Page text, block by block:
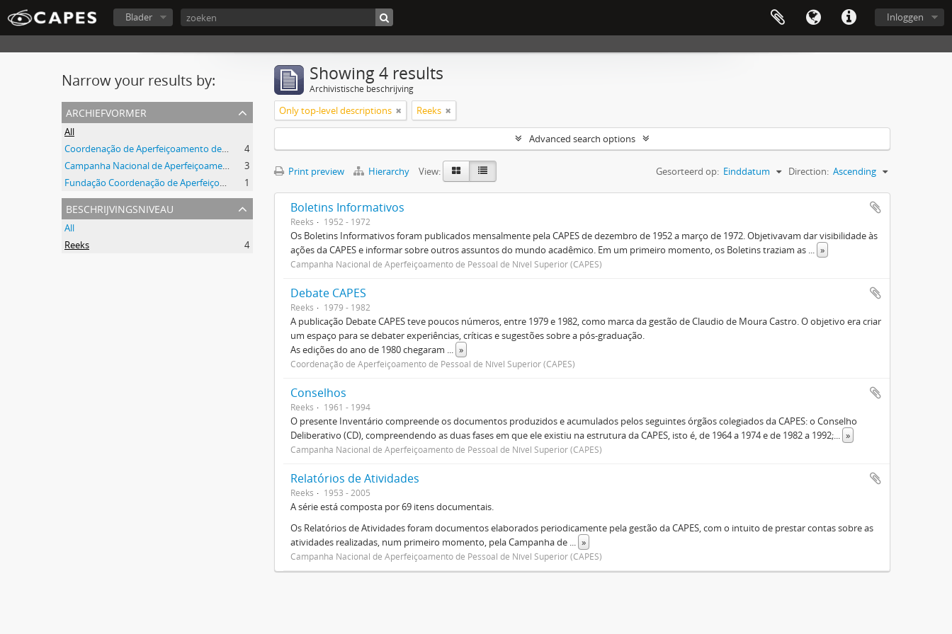
Inloggen
Blader
Narrow your results by:
archiefvormer
All
Coordenação de Aperfeiçoamento de Pessoal de Nível Superior (CAPES)
4
Campanha Nacional de Aperfeiçoamento de Pessoal de Nível Superior (CAPES)
3
Fundação Coordenação de Aperfeiçoamento de Pessoal de Nível Superior (CAPES)
1
beschrijvingsniveau
All
Reeks
4
Showing 4 results
Archivistische beschrijving
Only top-level descriptions Reeks
Advanced search options
Print preview Hierarchy View: Gesorteerd op: Einddatum Direction: Ascending
Boletins Informativos
Reeks 1952 - 1972
Os Boletins Informativos foram publicados mensalmente pela CAPES de dezembro de 1952 a março de 1972. Objetivavam dar visibilidade às
ações da CAPES e informar sobre outros assuntos do mundo acadêmico. Em um primeiro momento, os Boletins traziam as ... »
Campanha Nacional de Aperfeiçoamento de Pessoal de Nível Superior (CAPES)
Debate CAPES
Reeks 1979 - 1982
A publicação Debate CAPES teve poucos números, entre 1979 e 1982, como marca da gestão de Claudio de Moura Castro. O objetivo era criar
um espaço para se debater experiências, críticas e sugestões sobre a pós-graduação.
As edições do ano de 1980 chegaram ... »
Coordenação de Aperfeiçoamento de Pessoal de Nível Superior (CAPES)
Conselhos
Reeks 1961 - 1994
O presente Inventário compreende os documentos produzidos e acumulados pelos seguintes órgãos colegiados da CAPES: o Conselho
Deliberativo (CD), compreendendo as duas fases em que ele existiu na estrutura da CAPES, isto é, de 1964 a 1974 e de 1982 a 1992;... »
Campanha Nacional de Aperfeiçoamento de Pessoal de Nível Superior (CAPES)
Relatórios de Atividades
Reeks 1953 - 2005
A série está composta por 69 itens documentais.
Os Relatórios de Atividades foram documentos elaborados periodicamente pela gestão da CAPES, com o intuito de prestar contas sobre as
atividades realizadas, num primeiro momento, pela Campanha de ... »
Campanha Nacional de Aperfeiçoamento de Pessoal de Nível Superior (CAPES)